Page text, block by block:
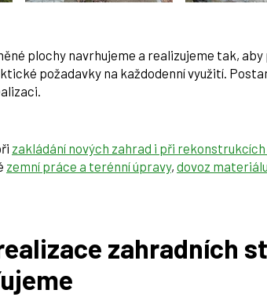
plochy navrhujeme a realizujeme tak,
požadavky na každodenní využití.
zakládání nových zahrad i při
zemní práce a terénní úpravy, dovoz materiálu
zahradních